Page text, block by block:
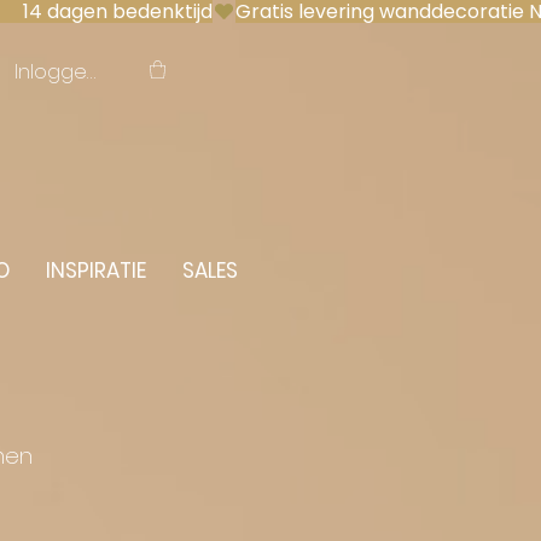
dagen bedenktijd
Inloggen
INSPIRATIE
SALES